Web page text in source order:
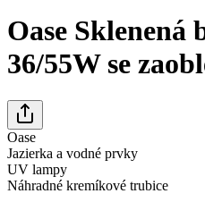
Oase Sklenená
36/55W se
Oase
Jazierka a vodné prvky
UV lampy
Náhradné kremíkové trubice